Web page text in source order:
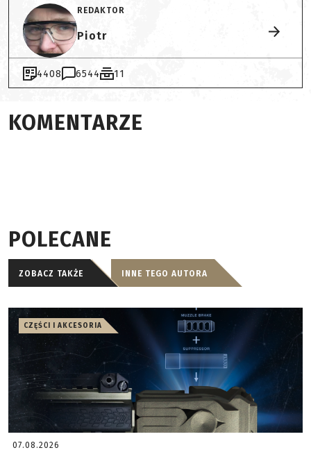
REDAKTOR
Piotr
4408 6544 11
KOMENTARZE
POLECANE
ZOBACZ TAKŻE INNE TEGO AUTORA
CZĘŚCI I AKCESORIA
07.08.2026